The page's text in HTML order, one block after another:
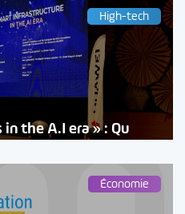
High-tech
the A.I era » : Qu
Économie